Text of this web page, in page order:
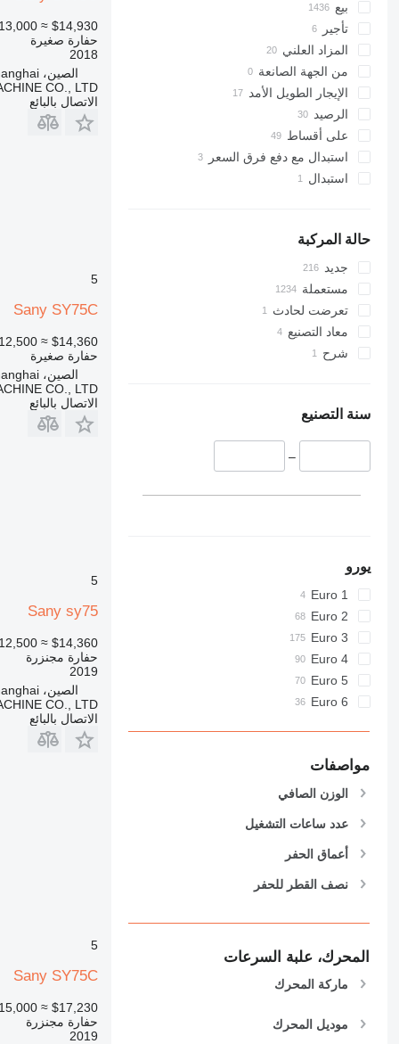
336
340
345
349
365
374
375
416
424
428
438
D series
E-series
NR
PC
V-series
8025
8026
8030
8035
8045
8050
8052
8055
8080
NXT
SY 390H
SY 485H
SY 500
SY 550
SY 650H
SY 750H
بيع
تأجير
المزاد العلني
من الجهة الصانعة
الإيجار الطويل الأمد
الرصيد
على أقساط
استبدال مع دفع فرق السعر
استبدال
حالة المركبة
جديد
مستعملة
تعرضت لحادث
معاد التصنيع
شرح
سنة التصنيع
–
يورو
Euro 1
Euro 2
Euro 3
Euro 4
Euro 5
Euro 6
مواصفات
الوزن الصافي
عدد ساعات التشغيل
أعماق الحفر
نصف القطر للحفر
المحرك، علبة السرعات
ماركة المحرك
موديل المحرك
≈ $14,930
حفارة صغيرة
2018
الصين، Shanghai
CO., LTD
الاتصال بالبائع
5
Sany SY75C
≈ $14,360
حفارة صغيرة
الصين، Shanghai
CO., LTD
الاتصال بالبائع
5
Sany sy75
≈ $14,360
حفارة مجنزرة
2019
الصين، Shanghai
CO., LTD
الاتصال بالبائع
5
Sany SY75C
≈ $17,230
حفارة مجنزرة
2019